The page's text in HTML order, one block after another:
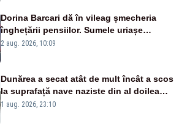
Dorina Barcari dă în vileag șmecheria
înghețării pensiilor. Sumele uriașe
pierdute de fiecare român
2 aug. 2026, 10:09
Dunărea a secat atât de mult încât a scos
la suprafață nave naziste din al doilea
război mondial
1 aug. 2026, 23:10